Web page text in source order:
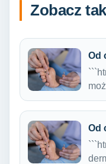
Zobacz
Od
Od